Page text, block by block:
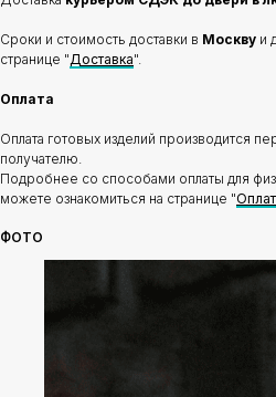
Сроки и стоимость доставки в Москву и
странице "Доставка".
Оплата
Оплата готовых изделий производится
получателю.
Подробнее со способами оплаты для
можете ознакомиться на странице "
ФОТО